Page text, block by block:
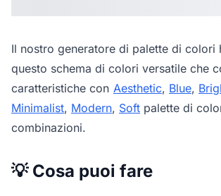
Il nostro generatore di palette di colori
questo schema di colori versatile che
caratteristiche con Aesthetic, Blue,
Minimalist, Modern, Soft palette di
combinazioni.
💡 Cosa puoi fare